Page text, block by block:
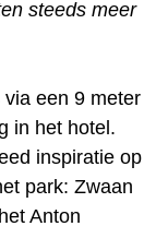
steeds meer
een 9 meter
in het hotel.
inspiratie op
park: Zwaan
Anton